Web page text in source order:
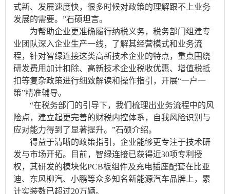
式新、发展速度快，很多时候对政策的理解跟不上业务
发展的需要。”石硕坦言。
为帮助企业更准确履行纳税义务，税务部门组建专
业团队深入企业生产一线，了解其经营模式和业务流
程，针对智绿连接这类高新技术企业的特点，重点围绕
研发费用加计扣除、高新技术企业税收优惠、增值税抵
扣等复杂政策进行细致解读和操作指引，开展“一户一
策”精准辅导。
“在税务部门的引导下，我们梳理出业务流程中的风
险点，建立起更完善的财税内控体系，自我风险识别与
应对能力得到了显著提升。”石硕介绍。
得益于清晰的政策指引，企业能够更专注于技术研
发与市场开拓。目前，智绿连接已获得近30项专利授
权，其研发的模块化PCB板组件及充电插座配套在比亚
迪、东风柳汽、小鹏等众多知名新能源汽车品牌上，累
计实装数已超过20万辆。